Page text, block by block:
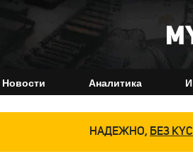
Новости Аналитика
НАДЕЖНО, БЕЗ